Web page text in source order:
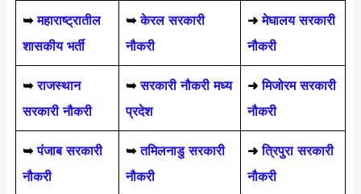
➥ महाराष्ट्रातील
शासकीय भर्ती
➥ केरल सरकारी
नौकरी
➜ मेघालय सरकारी
नौकरी
➥ राजस्थान
सरकारी नौकरी
➥सरकारी नौकरी मध्य
प्रदेश
➜मिजोरम सरकारी
नौकरी
➥ पंजाब सरकारी
नौकरी
➥ तमिलनाडु सरकारी
नौकरी
➜ त्रिपुरा सरकारी
नौकरी